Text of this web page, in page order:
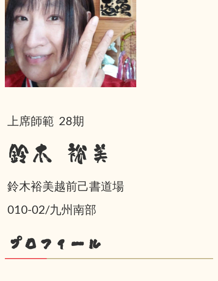
上席師範 28期
鈴木 裕美
鈴木裕美越前己書道場
010-02/九州南部
プロフィール